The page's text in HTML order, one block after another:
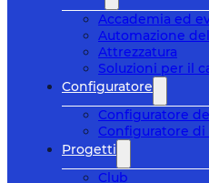
Accademia ed
Automazione
Attrezzatura
Soluzioni per il
Configuratore
Configuratore
Configuratore di
Progetti
Club